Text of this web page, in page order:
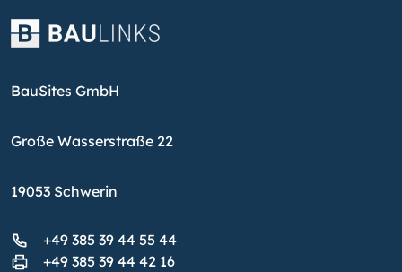
BauSites GmbH
Große Wasserstraße 22
19053 Schwerin
+49 385 39 44 55 44
+49 385 39 44 42 16